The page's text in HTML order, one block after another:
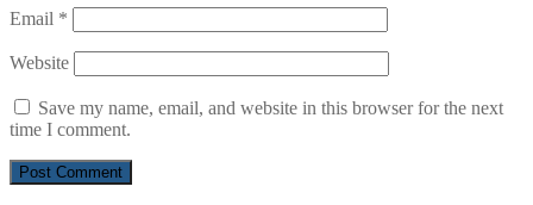
Email *
Website
Save my name, email, and website in this browser for the next
time I comment.